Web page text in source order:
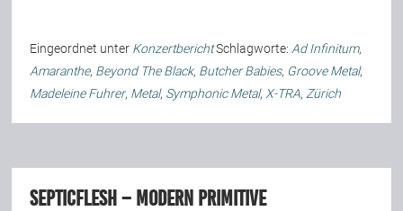
Eingeordnet unter KonzertberichtSchlagworte: Ad Infinitum,
Amaranthe, Beyond The Black, Butcher Babies, Groove Metal,
Madeleine Fuhrer, Metal, Symphonic Metal, X-TRA, Zürich
Septicflesh – Modern Primitive